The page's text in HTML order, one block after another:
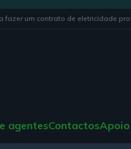
fazer um contrato de eletricidade
agentesContactos